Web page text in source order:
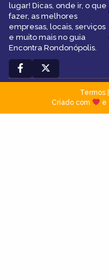
lugar! Dicas, onde ir, o que
fazer, as melhores
empresas, locais, serviços
e muito mais no guia
Encontra Rondonópolis.
Termos|
Criado com
e